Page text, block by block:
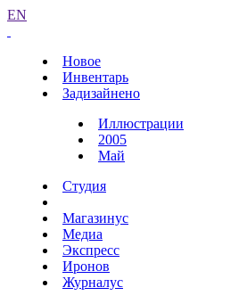
EN
Новое
Инвентарь
Задизайнено
Иллюстрации
2005
Май
Студия
Магазинус
Медиа
Экспресс
Иронов
Журналус